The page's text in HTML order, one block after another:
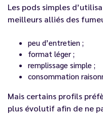
Les pods simples
meilleurs alliés des
peu d’entretien ;
format léger ;
remplissage simple ;
consommation
Mais certains profils
plus évolutif afin de ne